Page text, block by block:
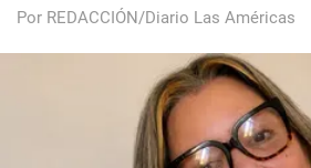
Por REDACCIÓN/Diario Las Américas